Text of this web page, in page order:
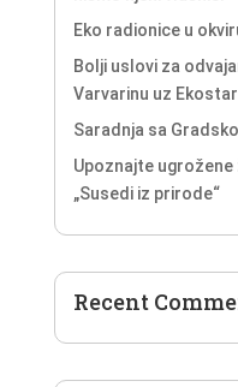
Eko radionice u
Bolji uslovi za
Varvarinu uz
Saradnja sa
Upoznajte ugrožene
„Susedi iz prirode“
Recent